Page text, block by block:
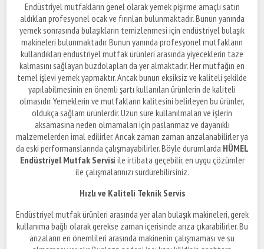
Endüstriyel mutfakların genel olarak yemek pişirme amaçlı satın
aldıkları profesyonel ocak ve fırınları bulunmaktadır. Bunun yanında
yemek sonrasında bulaşıkların temizlenmesi için endüstriyel bulaşık
makineleri bulunmaktadır. Bunun yanında profesyonel mutfakların
kullandıkları endüstriyel mutfak ürünleri arasında yiyeceklerin taze
kalmasını sağlayan buzdolapları da yer almaktadır. Her mutfağın en
temel işlevi yemek yapmaktır. Ancak bunun eksiksiz ve kaliteli şekilde
yapılabilmesinin en önemli şartı kullanılan ürünlerin de kaliteli
olmasıdır. Yemeklerin ve mutfakların kalitesini belirleyen bu ürünler,
oldukça sağlam ürünlerdir. Uzun süre kullanılmaları ve işlerin
aksamasına neden olmamaları için paslanmaz ve dayanıklı
malzemelerden imal edilirler. Ancak zaman zaman arızalanabilirler ya
da eski performanslarında çalışmayabilirler. Böyle durumlarda HÜMEL
Endüstriyel Mutfak Servisi ile irtibata geçebilir, en uygu çözümler
ile çalışmalarınızı sürdürebilirsiniz.
Hızlı ve Kaliteli Teknik Servis
Endüstriyel mutfak ürünleri arasında yer alan bulaşık makineleri, gerek
kullanıma bağlı olarak gerekse zaman içerisinde arıza çıkarabilirler. Bu
arızaların en önemlileri arasında makinenin çalışmaması ve su